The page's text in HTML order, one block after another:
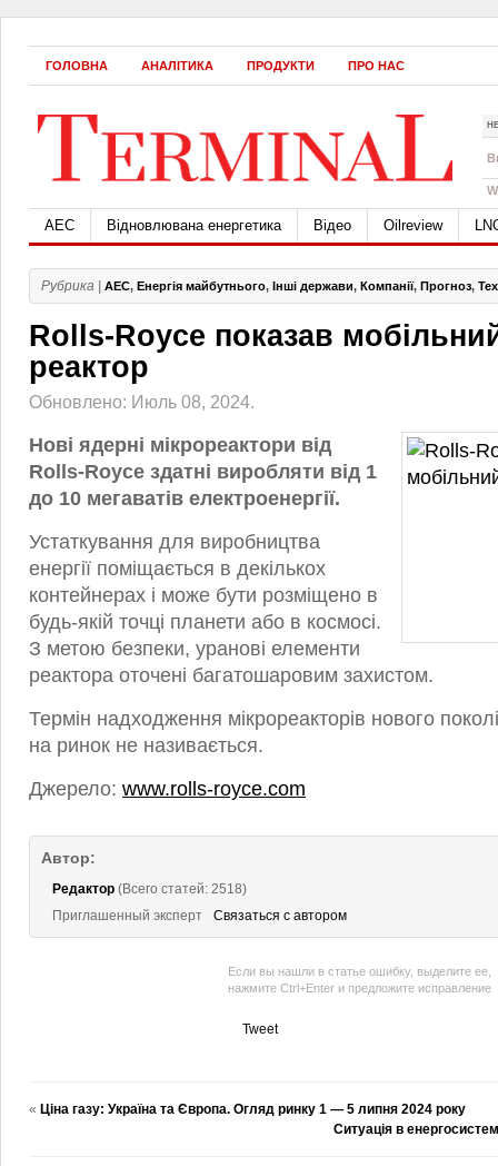
ГОЛОВНА АНАЛІТИКА ПРОДУКТИ ПРО НАС
АЕС Відновлювана енергетика Відео Oilreview
Рубрика | АЕС, Енергія майбутнього, Інші держави, Компанії, Прогноз,
Rolls-Royce показав
реактор
Обновлено: Июль 08, 2024.
Нові ядерні мікрореактори від
Rolls-Royce здатні виробляти від 1
до 10 мегаватів електроенергії.
Устаткування для виробництва
енергії поміщається в декількох
контейнерах і може бути розміщено в
будь-якій точці планети або в космосі.
З метою безпеки, уранові елементи
реактора оточені багатошаровим захистом.
Термін надходження мікрореакторів нового
на ринок не називається.
Джерело: www.rolls-royce.com
Автор:
Редактор (Всего статей: 2518)
Приглашенный эксперт
Связаться с автором
Если вы нашли в статье ошибку, выделите ее,
нажмите Ctrl+Enter и предложите исправление
Tweet
« Ціна газу: Україна та Європа. Огляд ринку 1 — 5 липня 2024 року
Ситуація в